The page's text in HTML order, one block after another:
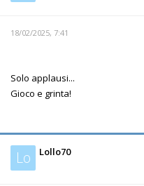
18/02/2025, 7:41
Solo applausi...
Gioco e grinta!
Lo Lollo70